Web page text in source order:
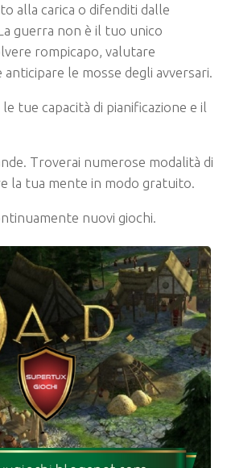
alla carica o difenditi dalle
guerra non è il tuo unico
rompicapo, valutare
le mosse degli avversari.
tue capacità di pianificazione e il
Troverai numerose modalità di
la tua mente in modo gratuito.
nuovi giochi.